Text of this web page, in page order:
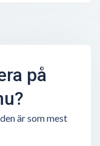
på
är som mest